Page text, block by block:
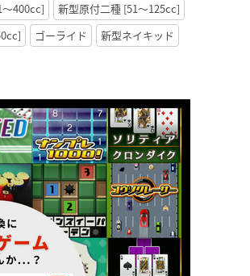
400cc]
新型原付二種 [51〜125cc]
ゴーライド
新型ネイキッド